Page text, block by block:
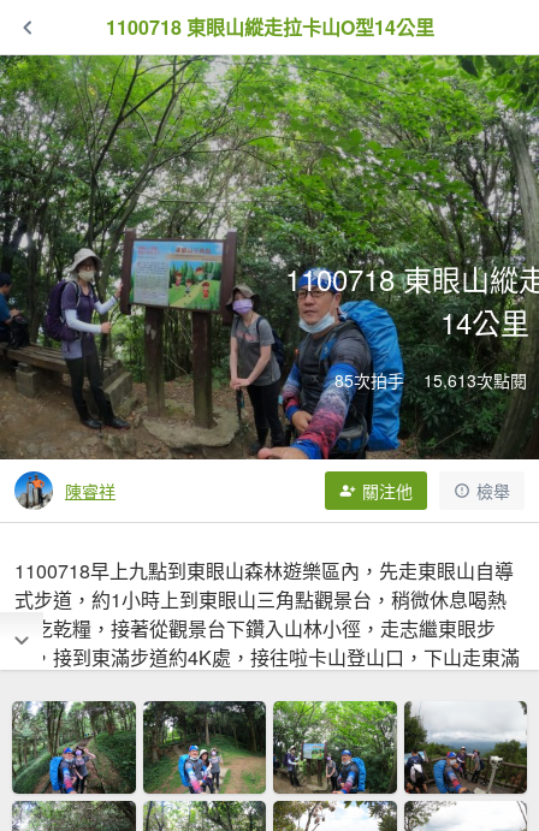
1100718 東眼山縱走拉卡山O型14公里
1100718 東眼山縱
14公里
85次拍手 15,613次點閱
陳睿祥 關注他 檢舉
1100718早上九點到東眼山森林遊樂區內，先走東眼山自導
式步道，約1小時上到東眼山三角點觀景台，稍微休息喝熱
茶吃乾糧，接著從觀景台下鑽入山林小徑，走志繼東眼步
道，接到東滿步道約4K處，接往啦卡山登山口，下山走東滿
圈